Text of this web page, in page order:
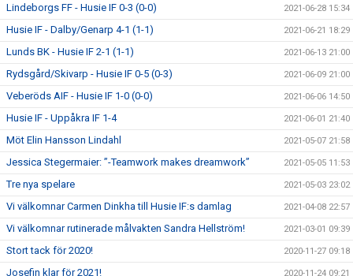
Lindeborgs FF - Husie IF 0-3 (0-0) 2021-06-28 15:34
Husie IF - Dalby/Genarp 4-1 (1-1) 2021-06-21 18:29
Lunds BK - Husie IF 2-1 (1-1) 2021-06-13 21:00
Rydsgård/Skivarp - Husie IF 0-5 (0-3) 2021-06-09 21:00
Veberöds AIF - Husie IF 1-0 (0-0) 2021-06-06 14:50
Husie IF - Uppåkra IF 1-4 2021-06-01 21:40
Möt Elin Hansson Lindahl 2021-05-07 21:58
Jessica Stegermaier: ”-Teamwork makes dreamwork” 2021-05-05 11:53
Tre nya spelare 2021-05-03 23:02
Vi välkomnar Carmen Dinkha till Husie IF:s damlag 2021-04-08 22:57
Vi välkomnar rutinerade målvakten Sandra Hellström! 2021-03-01 09:39
Stort tack för 2020! 2020-11-27 09:18
Josefin klar för 2021! 2020-11-24 09:21